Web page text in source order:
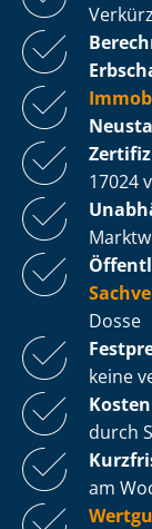
17024
Dosse
keine
durch
am